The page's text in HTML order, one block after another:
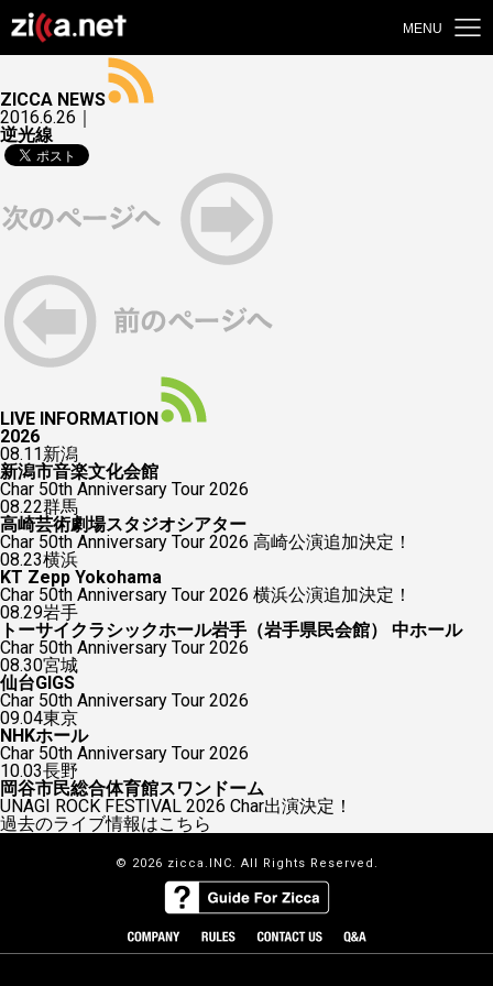
MENU
ZICCA NEWS
2016.6.26｜
逆光線
LIVE INFORMATION
2026
08.11新潟
新潟市音楽文化会館
Char 50th Anniversary Tour 2026
08.22群馬
高崎芸術劇場スタジオシアター
Char 50th Anniversary Tour 2026 高崎公演追加決定！
08.23横浜
KT Zepp Yokohama
Char 50th Anniversary Tour 2026 横浜公演追加決定！
08.29岩手
トーサイクラシックホール岩手（岩手県民会館） 中ホール
Char 50th Anniversary Tour 2026
08.30宮城
仙台GIGS
Char 50th Anniversary Tour 2026
09.04東京
NHKホール
Char 50th Anniversary Tour 2026
10.03長野
岡谷市民総合体育館スワンドーム
UNAGI ROCK FESTIVAL 2026 Char出演決定！
過去のライブ情報はこちら
© 2026 zicca.INC. All Rights Reserved.